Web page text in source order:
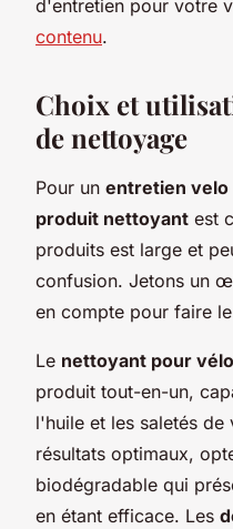
d'entretien pour votre
contenu.
Choix et
de nettoyage
Pour un entretien velo
produit nettoyant est
produits est large et
confusion. Jetons un
en compte pour faire
Le nettoyant pour vélo
produit tout-en-un,
l'huile et les saletés
résultats optimaux,
biodégradable qui
en étant efficace. Les